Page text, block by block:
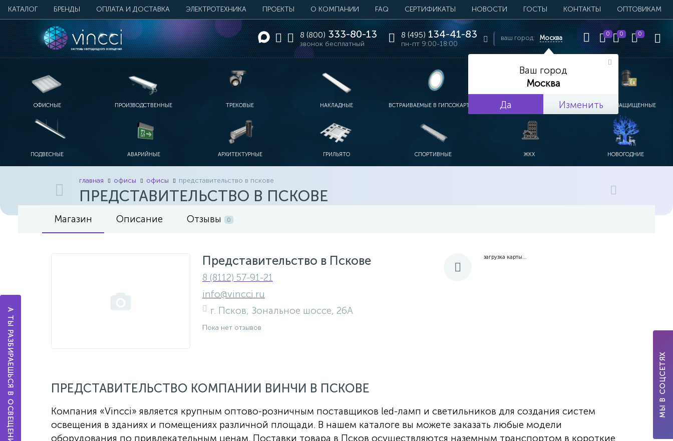
КАТАЛОГ БРЕНДЫ ОПЛАТА И ДОСТАВКА ЭЛЕКТРОТЕХНИКА ПРОЕКТЫ О КОМПАНИИ FAQ СЕРТИФИКАТЫ НОВОСТИ ГОСТЫ КОНТАКТЫ ОПТОВИКАМ
ваш город: Москва
Ваш город
Москва
Да
Изменить
8 (800)333-80-13
звонок бесплатный
8 (495)134-41-83
пн-пт 9:00-18:00
0 0 0
ОФИСНЫЕ ПРОИЗВОДСТВЕННЫЕ ТРЕКОВЫЕ НАКЛАДНЫЕ ВСТРАИВАЕМЫЕ В ГИПСОКАРТОН ВЗРЫВОЗАЩИЩЕННЫЕ
ПОДВЕСНЫЕ АВАРИЙНЫЕ АРХИТЕКТУРНЫЕ ГРИЛЬЯТО СПОРТИВНЫЕ ЖКХ НОВОГОДНИЕ
главная офисы офисы представительство в пскове
ПРЕДСТАВИТЕЛЬСТВО В ПСКОВЕ
Магазин Описание Отзывы 0
Представительство в Пскове
8 (8112) 57-91-21
info@vincci.ru
г. Псков, Зональное шоссе, 26А
Пока нет отзывов
загрузка карты...
ПРЕДСТАВИТЕЛЬСТВО КОМПАНИИ ВИНЧИ В ПСКОВЕ
Компания «Vincci» является крупным оптово-розничным поставщиков led-ламп и светильников для создания систем
освещения в зданиях и помещениях различной площади. В нашем каталоге вы можете заказать любые модели
оборудования по привлекательным ценам. Поставки товара в Псков осуществляются наземным транспортом в короткие
МЫ В СОЦСЕТЯХ
А ТЫ РАЗБИРАЕШЬСЯ В ОСВЕЩЕНИИ?